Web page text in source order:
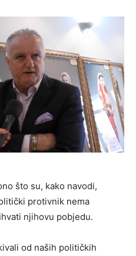
što su, kako navodi,
protivnik nema
njihovu pobjedu.
od naših političkih